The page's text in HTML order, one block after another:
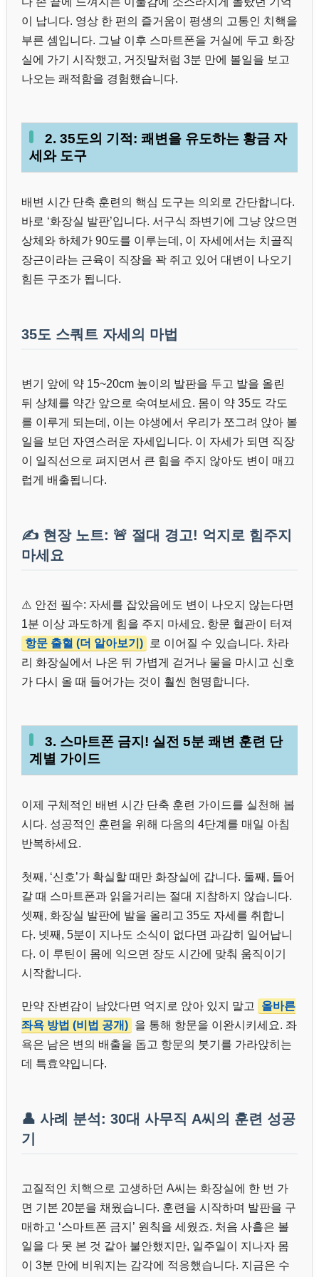
이 납니다. 영상 한 편의 즐거움이 평생의 고통인 치핵을
부른 셈입니다. 그날 이후 스마트폰을 거실에 두고 화장
실에 가기 시작했고, 거짓말처럼 3분 만에 볼일을 보고
나오는 쾌적함을 경험했습니다.
2. 35도의 기적: 쾌변을 유도하는 황금 자
세와 도구
배변 시간 단축 훈련의 핵심 도구는 의외로 간단합니다.
바로 ‘화장실 발판’입니다. 서구식 좌변기에 그냥 앉으면
상체와 하체가 90도를 이루는데, 이 자세에서는 치골직
장근이라는 근육이 직장을 꽉 쥐고 있어 대변이 나오기
힘든 구조가 됩니다.
35도 스쿼트 자세의 마법
변기 앞에 약 15~20cm 높이의 발판을 두고 발을 올린
뒤 상체를 약간 앞으로 숙여보세요. 몸이 약 35도 각도
를 이루게 되는데, 이는 야생에서 우리가 쪼그려 앉아 볼
일을 보던 자연스러운 자세입니다. 이 자세가 되면 직장
이 일직선으로 펴지면서 큰 힘을 주지 않아도 변이 매끄
럽게 배출됩니다.
✍️ 현장 노트: 🚨 절대 경고! 억지로 힘주지
마세요
⚠️ 안전 필수: 자세를 잡았음에도 변이 나오지 않는다면
1분 이상 과도하게 힘을 주지 마세요. 항문 혈관이 터져
항문 출혈 (더 알아보기) 로 이어질 수 있습니다. 차라
리 화장실에서 나온 뒤 가볍게 걷거나 물을 마시고 신호
가 다시 올 때 들어가는 것이 훨씬 현명합니다.
3. 스마트폰 금지! 실전 5분 쾌변 훈련 단
계별 가이드
이제 구체적인 배변 시간 단축 훈련 가이드를 실천해 봅
시다. 성공적인 훈련을 위해 다음의 4단계를 매일 아침
반복하세요.
첫째, ‘신호’가 확실할 때만 화장실에 갑니다. 둘째, 들어
갈 때 스마트폰과 읽을거리는 절대 지참하지 않습니다.
셋째, 화장실 발판에 발을 올리고 35도 자세를 취합니
다. 넷째, 5분이 지나도 소식이 없다면 과감히 일어납니
다. 이 루틴이 몸에 익으면 장도 시간에 맞춰 움직이기
시작합니다.
만약 잔변감이 남았다면 억지로 앉아 있지 말고
올바른
좌욕 방법 (비법 공개) 을 통해 항문을 이완시키세요. 좌
욕은 남은 변의 배출을 돕고 항문의 붓기를 가라앉히는
데 특효약입니다.
👤 사례 분석: 30대 사무직 A씨의 훈련 성공
기
고질적인 치핵으로 고생하던 A씨는 화장실에 한 번 가
면 기본 20분을 채웠습니다. 훈련을 시작하며 발판을 구
매하고 ‘스마트폰 금지’ 원칙을 세웠죠. 처음 사흘은 볼
일을 다 못 본 것 같아 불안했지만, 일주일이 지나자 몸
이 3분 만에 비워지는 감각에 적응했습니다. 지금은 수